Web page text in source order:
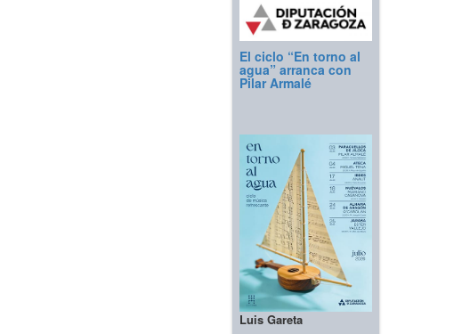
El ciclo “En torno al
agua” arranca con
Pilar Armalé
Luis Gareta